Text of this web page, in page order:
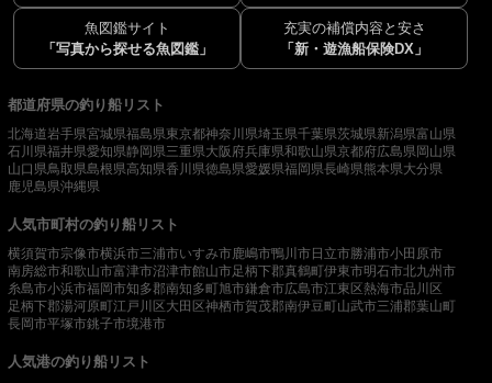
魚図鑑サイト
「写真から探せる魚図鑑」
充実の補償内容と安さ
「新・遊漁船保険DX」
都道府県の釣り船リスト
北海道岩手県宮城県福島県東京都神奈川県埼玉県千葉県茨城県新潟県富山県
石川県福井県愛知県静岡県三重県大阪府兵庫県和歌山県京都府広島県岡山県
山口県鳥取県島根県高知県香川県徳島県愛媛県福岡県長崎県熊本県大分県
鹿児島県沖縄県
人気市町村の釣り船リスト
横須賀市宗像市横浜市三浦市いすみ市鹿嶋市鴨川市日立市勝浦市小田原市
南房総市和歌山市富津市沼津市館山市足柄下郡真鶴町伊東市明石市北九州市
糸島市小浜市福岡市知多郡南知多町旭市鎌倉市広島市江東区熱海市品川区
足柄下郡湯河原町江戸川区大田区神栖市賀茂郡南伊豆町山武市三浦郡葉山町
長岡市平塚市銚子市境港市
人気港の釣り船リスト